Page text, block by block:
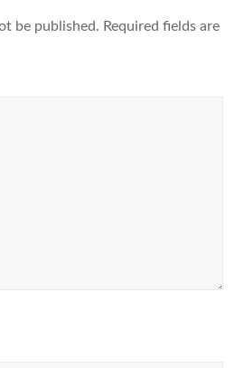
be published. Required fields are